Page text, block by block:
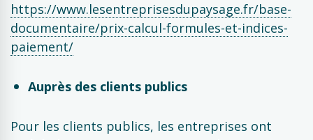
https://www.lesentreprisesdupaysage.fr/base-
documentaire/prix-calcul-formules-et-indices-
paiement/
Auprès des clients publics
Pour les clients publics, les entreprises ont